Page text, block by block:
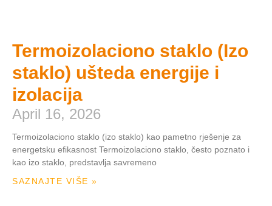
Termoizolaciono staklo (Izo
staklo) ušteda energije i
izolacija
April 16, 2026
Termoizolaciono staklo (izo staklo) kao pametno rješenje za
energetsku efikasnost Termoizolaciono staklo, često poznato i
kao izo staklo, predstavlja savremeno
SAZNAJTE VIŠE »